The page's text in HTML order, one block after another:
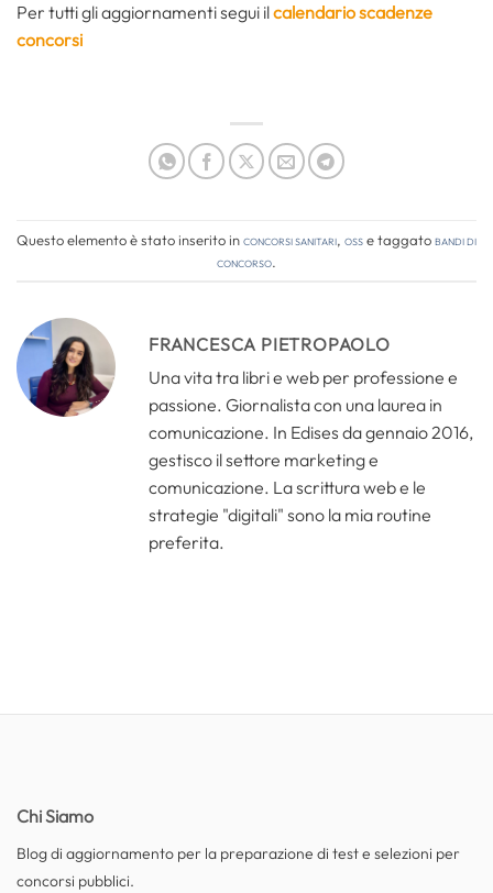
Per tutti gli aggiornamenti segui ilcalendario scadenze
concorsi
Questo elemento è stato inserito inConcorsi Sanitari, OSSe taggatobandi di
concorso.
FRANCESCA PIETROPAOLO
Una vita tra libri e web per professione e
passione. Giornalista con una laurea in
comunicazione. In Edises da gennaio 2016,
gestisco il settore marketing e
comunicazione. La scrittura web e le
strategie "digitali" sono la mia routine
preferita.
Chi Siamo
Blog di aggiornamento per la preparazione di test e selezioni per
concorsi pubblici.